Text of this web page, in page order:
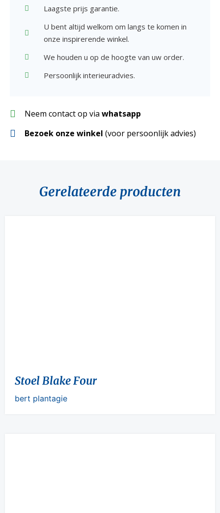
Laagste prijs garantie.
U bent altijd welkom om langs te komen in
onze inspirerende winkel.
We houden u op de hoogte van uw order.
Persoonlijk interieuradvies.
Neem contact op via whatsapp
Bezoek onze winkel (voor persoonlijk advies)
Gerelateerde producten
Stoel Blake Four
bert plantagie